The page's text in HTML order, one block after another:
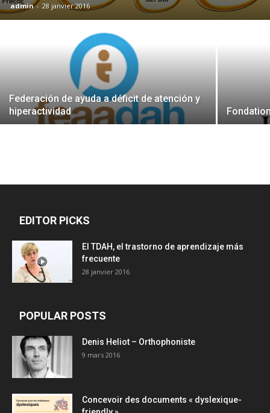
admin - 28 janvier 2016
Federación de ayuda a déficit de atención y
hiperactividad
EDITOR PICKS
El TDAH, el trastorno de aprendizaje más
frecuente
28 janvier 2016
POPULAR POSTS
Denis Heliot – Orthophoniste
9 mars 2016
Concevoir des documents « dyslexique-